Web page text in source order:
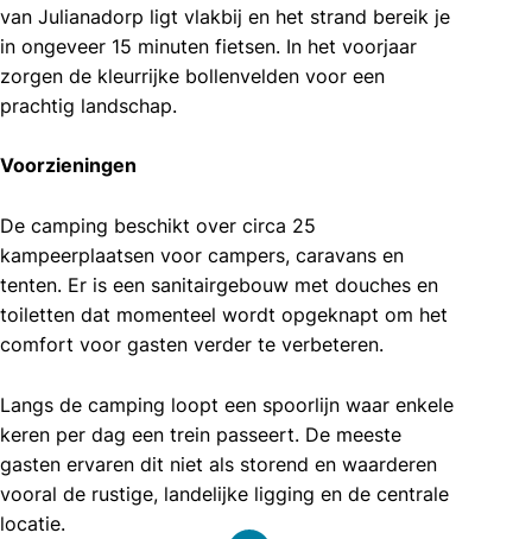
van Julianadorp ligt vlakbij en het strand bereik je
in ongeveer 15 minuten fietsen. In het voorjaar
zorgen de kleurrijke bollenvelden voor een
prachtig landschap.
Voorzieningen
De camping beschikt over circa 25
kampeerplaatsen voor campers, caravans en
tenten. Er is een sanitairgebouw met douches en
toiletten dat momenteel wordt opgeknapt om het
comfort voor gasten verder te verbeteren.
Langs de camping loopt een spoorlijn waar enkele
keren per dag een trein passeert. De meeste
gasten ervaren dit niet als storend en waarderen
vooral de rustige, landelijke ligging en de centrale
locatie.